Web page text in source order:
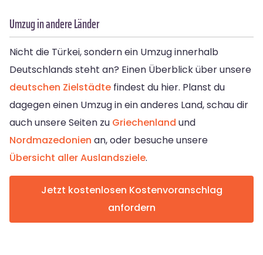
Umzug in andere Länder
Nicht die Türkei, sondern ein Umzug innerhalb
Deutschlands steht an? Einen Überblick über unsere
deutschen Zielstädte findest du hier. Planst du
dagegen einen Umzug in ein anderes Land, schau dir
auch unsere Seiten zu Griechenland und
Nordmazedonien an, oder besuche unsere
Übersicht aller Auslandsziele.
Jetzt kostenlosen Kostenvoranschlag
anfordern